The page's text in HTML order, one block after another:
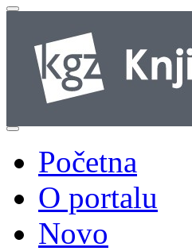
Početna
O portalu
Novo